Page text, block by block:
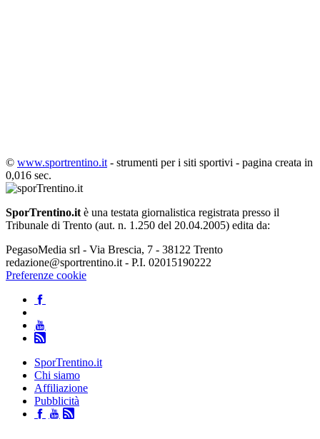
© www.sportrentino.it - strumenti per i siti sportivi - pagina creata in
0,016 sec.
SporTrentino.it è una testata giornalistica registrata presso il
Tribunale di Trento (aut. n. 1.250 del 20.04.2005) edita da:
PegasoMedia srl - Via Brescia, 7 - 38122 Trento
redazione@sportrentino.it - P.I. 02015190222
Preferenze cookie
SporTrentino.it
Chi siamo
Affiliazione
Pubblicità